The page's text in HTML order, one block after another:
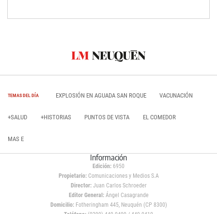
TEMAS DEL DÍA EXPLOSIÓN EN AGUADA SAN ROQUE VACUNACIÓN
+SALUD +HISTORIAS PUNTOS DE VISTA EL COMEDOR
MAS E
Información
Edición: 6950
Propietario:Comunicaciones y Medios S.A
Director: Juan Carlos Schroeder
Editor General:Ángel Casagrande
Domicilio:Fotheringham 445, Neuquén (CP 8300)